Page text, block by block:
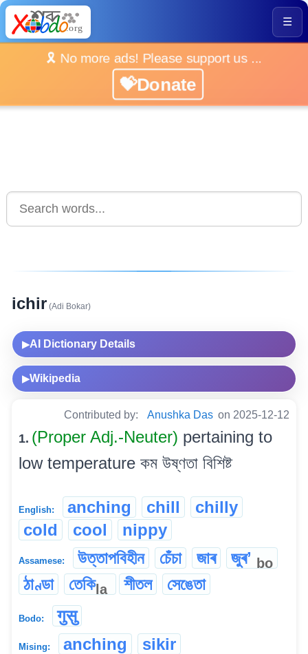
☰
🎗️ No more ads! Please support us ...
💝Donate
ichir (Adi Bokar)
▶AI Dictionary Details
▶Wikipedia
Contributed by: Anushka Das on 2025-12-12
1. (Proper Adj.-Neuter) pertaining to
low temperature কম উষ্ণতা বিশিষ্ট
English: anching chill
chilly
cold
cool nippy
Assamese: উত্তাপবিহীন চেঁচা জাৰ জুৰʼ bo
ঠাণ্ডা তেকিla শীতল সেঙেতা
Bodo: गुसु
Mising: anching sikir